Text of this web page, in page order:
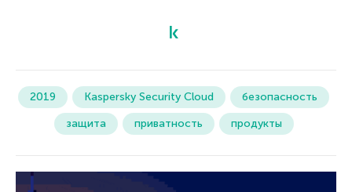
2019 Kaspersky Security Cloud
безопасность
защита
приватность продукты